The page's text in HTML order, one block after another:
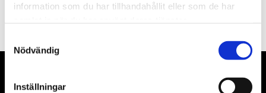
information som du har tillhandahållit eller som de har
Nödvändig
Inställningar